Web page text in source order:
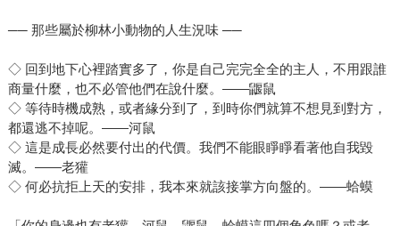
── 那些屬於柳林小動物的人生況味 ──
◇ 回到地下心裡踏實多了，你是自己完完全全的主人，不用跟誰
商量什麼，也不必管他們在說什麼。——鼴鼠
◇ 等待時機成熟，或者緣分到了，到時你們就算不想見到對方，
都還逃不掉呢。——河鼠
◇ 這是成長必然要付出的代價。我們不能眼睜睜看著他自我毀
滅。——老獾
◇ 何必抗拒上天的安排，我本來就該接掌方向盤的。——蛤蟆